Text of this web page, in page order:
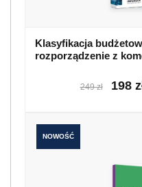
Klasyfikacja
rozporządzenie z
249 zł 198
NOWOŚĆ